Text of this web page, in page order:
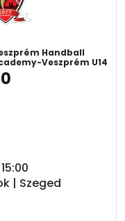
Handball
Veszprém U14
| Szeged